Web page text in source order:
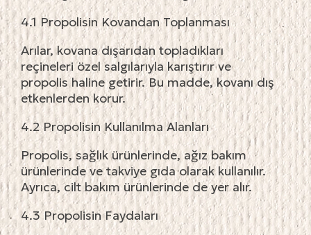
4.1 Propolisin Kovandan Toplanması
Arılar, kovana dışarıdan topladıkları
reçineleri özel salgılarıyla karıştırır ve
propolis haline getirir. Bu madde, kovanı dış
etkenlerden korur.
4.2 Propolisin Kullanılma Alanları
Propolis, sağlık ürünlerinde, ağız bakım
ürünlerinde ve takviye gıda olarak kullanılır.
Ayrıca, cilt bakım ürünlerinde de yer alır.
4.3 Propolisin Faydaları